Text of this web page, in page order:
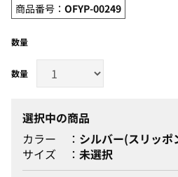
商品番号： OFYP-00249
数量
選択中の商品
カラー
シルバー(スリッポ
サイズ
未選択